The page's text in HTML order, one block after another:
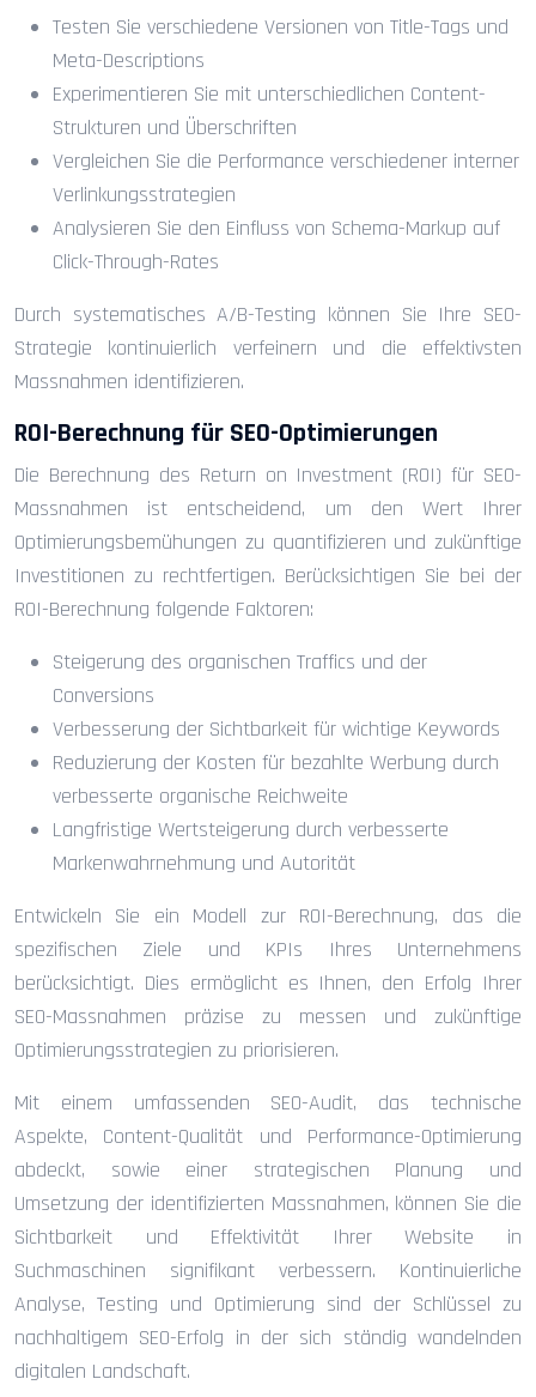
Testen Sie verschiedene Versionen von Title-Tags und
Meta-Descriptions
Experimentieren Sie mit unterschiedlichen Content-
Strukturen und Überschriften
Vergleichen Sie die Performance verschiedener interner
Verlinkungsstrategien
Analysieren Sie den Einfluss von Schema-Markup auf
Click-Through-Rates
Durch systematisches A/B-Testing können Sie Ihre SEO-
Strategie kontinuierlich verfeinern und die effektivsten
Massnahmen identifizieren.
ROI-Berechnung für SEO-Optimierungen
Die Berechnung des Return on Investment (ROI) für SEO-
Massnahmen ist entscheidend, um den Wert Ihrer
Optimierungsbemühungen zu quantifizieren und zukünftige
Investitionen zu rechtfertigen. Berücksichtigen Sie bei der
ROI-Berechnung folgende Faktoren:
Steigerung des organischen Traffics und der
Conversions
Verbesserung der Sichtbarkeit für wichtige Keywords
Reduzierung der Kosten für bezahlte Werbung durch
verbesserte organische Reichweite
Langfristige Wertsteigerung durch verbesserte
Markenwahrnehmung und Autorität
Entwickeln Sie ein Modell zur ROI-Berechnung, das die
spezifischen Ziele und KPIs Ihres Unternehmens
berücksichtigt. Dies ermöglicht es Ihnen, den Erfolg Ihrer
SEO-Massnahmen präzise zu messen und zukünftige
Optimierungsstrategien zu priorisieren.
Mit einem umfassenden SEO-Audit, das technische
Aspekte, Content-Qualität und Performance-Optimierung
abdeckt, sowie einer strategischen Planung und
Umsetzung der identifizierten Massnahmen, können Sie die
Sichtbarkeit und Effektivität Ihrer Website in
Suchmaschinen signifikant verbessern. Kontinuierliche
Analyse, Testing und Optimierung sind der Schlüssel zu
nachhaltigem SEO-Erfolg in der sich ständig wandelnden
digitalen Landschaft.